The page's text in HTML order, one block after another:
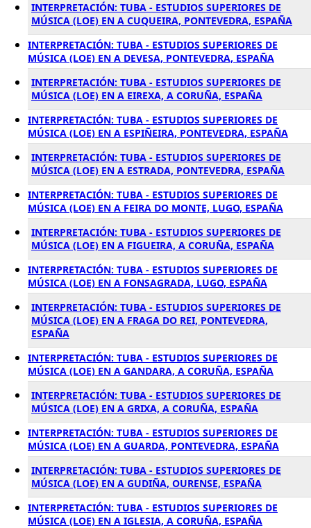
INTERPRETACIÓN: TUBA - ESTUDIOS SUPERIORES DE
MÚSICA (LOE) EN A CUQUEIRA, PONTEVEDRA, ESPAÑA
INTERPRETACIÓN: TUBA - ESTUDIOS SUPERIORES DE
MÚSICA (LOE) EN A DEVESA, PONTEVEDRA, ESPAÑA
INTERPRETACIÓN: TUBA - ESTUDIOS SUPERIORES DE
MÚSICA (LOE) EN A EIREXA, A CORUÑA, ESPAÑA
INTERPRETACIÓN: TUBA - ESTUDIOS SUPERIORES DE
MÚSICA (LOE) EN A ESPIÑEIRA, PONTEVEDRA, ESPAÑA
INTERPRETACIÓN: TUBA - ESTUDIOS SUPERIORES DE
MÚSICA (LOE) EN A ESTRADA, PONTEVEDRA, ESPAÑA
INTERPRETACIÓN: TUBA - ESTUDIOS SUPERIORES DE
MÚSICA (LOE) EN A FEIRA DO MONTE, LUGO, ESPAÑA
INTERPRETACIÓN: TUBA - ESTUDIOS SUPERIORES DE
MÚSICA (LOE) EN A FIGUEIRA, A CORUÑA, ESPAÑA
INTERPRETACIÓN: TUBA - ESTUDIOS SUPERIORES DE
MÚSICA (LOE) EN A FONSAGRADA, LUGO, ESPAÑA
INTERPRETACIÓN: TUBA - ESTUDIOS SUPERIORES DE
MÚSICA (LOE) EN A FRAGA DO REI, PONTEVEDRA,
ESPAÑA
INTERPRETACIÓN: TUBA - ESTUDIOS SUPERIORES DE
MÚSICA (LOE) EN A GANDARA, A CORUÑA, ESPAÑA
INTERPRETACIÓN: TUBA - ESTUDIOS SUPERIORES DE
MÚSICA (LOE) EN A GRIXA, A CORUÑA, ESPAÑA
INTERPRETACIÓN: TUBA - ESTUDIOS SUPERIORES DE
MÚSICA (LOE) EN A GUARDA, PONTEVEDRA, ESPAÑA
INTERPRETACIÓN: TUBA - ESTUDIOS SUPERIORES DE
MÚSICA (LOE) EN A GUDIÑA, OURENSE, ESPAÑA
INTERPRETACIÓN: TUBA - ESTUDIOS SUPERIORES DE
MÚSICA (LOE) EN A IGLESIA, A CORUÑA, ESPAÑA